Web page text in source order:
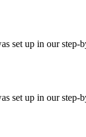
set up in our
set up in our